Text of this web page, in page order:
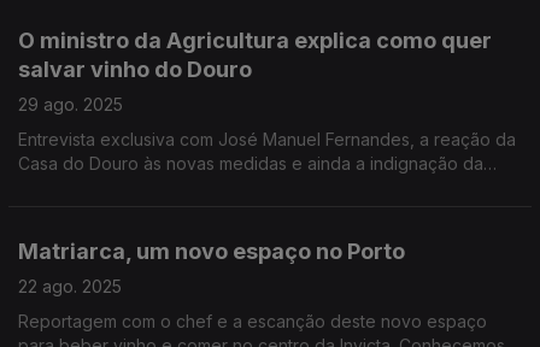
O ministro da Agricultura explica como quer
salvar vinho do Douro
29 ago. 2025
Entrevista exclusiva com José Manuel Fernandes, a reação da
Casa do Douro às novas medidas e ainda a indignação da
Matriarca, um novo espaço no Porto
22 ago. 2025
Reportagem com o chef e a escanção deste novo espaço